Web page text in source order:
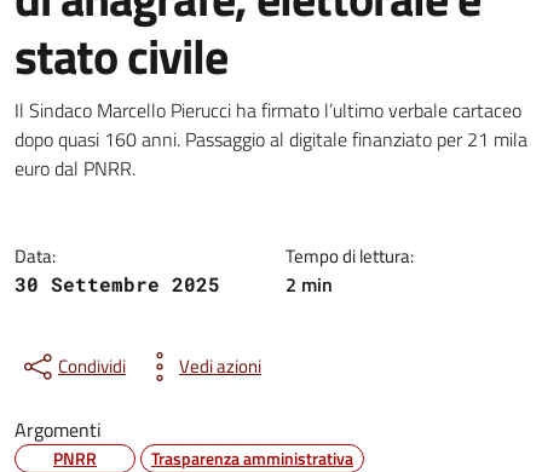
stato civile
Dettagli della notizia
Il Sindaco Marcello Pierucci ha firmato l’ultimo verbale cartaceo
dopo quasi 160 anni. Passaggio al digitale finanziato per 21 mila
euro dal PNRR.
Data:
30 Settembre 2025
Tempo di lettura:
2 min
Condividi Vedi azioni
Argomenti
PNRR Trasparenza amministrativa